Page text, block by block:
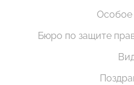
Особое
Бюро по защите